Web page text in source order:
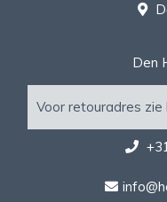
Den
Voor retouradres zie